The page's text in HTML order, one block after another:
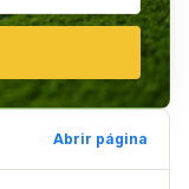
Abrir página